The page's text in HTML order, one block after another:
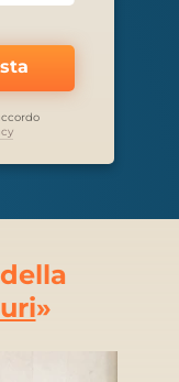
»